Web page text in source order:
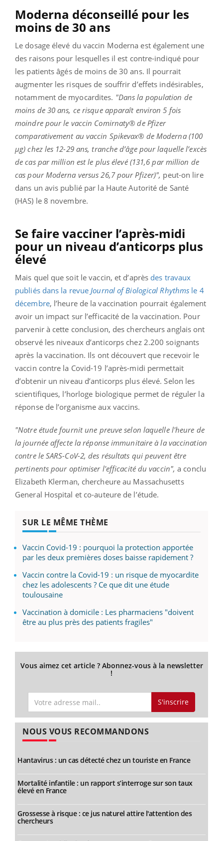
Moderna déconseillé pour les
moins de 30 ans
Le dosage élevé du vaccin Moderna est également une
des raisons pour lesquelles il est contre-indiqué pour
les patients âgés de moins de 30 ans. Il pourrait
augmenter les risques de souffrir d’effets indésirables,
notamment de myocardites. "Dans la population de
moins de 30 ans, ce risque apparaît environ 5 fois
moindre pour le vaccin Comirnaty® de Pfizer
comparativement au vaccin Spikevax® de Moderna (100
µg) chez les 12-29 ans, tranche d’âge pour laquelle l’excès
de cas par million est le plus élevé (131,6 par million de
cas pour Moderna versus 26,7 pour Pfizer)", peut-on lire
dans un avis publié par la Haute Autorité de Santé
(HAS) le 8 novembre.
Se faire vacciner l’après-midi
pour un niveau d’anticorps plus
élevé
Mais quel que soit le vaccin, et d’après des travaux
publiés dans la revueJournal of Biological Rhythms le 4
décembre, l’heure de la vaccination pourrait également
avoir un impact sur l’efficacité de la vaccination. Pour
parvenir à cette conclusion, des chercheurs anglais ont
observé les niveaux d’anticorps chez 2.200 soignants
après la vaccination. Ils ont découvert que recevoir le
vaccin contre la Covid-19 l’après-midi permettait
d’obtenir un niveau d’anticorps plus élevé. Selon les
scientifiques, l’horloge biologique permet de réguler la
réponse de l’organisme aux vaccins.
"Notre étude fournit une preuve selon laquelle l'heure de
la journée affecte la réponse immunitaire à la vaccination
contre le SARS-CoV-2, des résultats qui peuvent être
pertinents pour optimiser l'efficacité du vaccin", a conclu
Elizabeth Klerman, chercheure au Massachusetts
General Hospital et co-auteure de l’étude.
SUR LE MÊME THÈME
Vaccin Covid-19 : pourquoi la protection apportée
par les deux premières doses baisse rapidement ?
Vaccin contre la Covid-19 : un risque de myocardite
chez les adolescents ? Ce que dit une étude
toulousaine
Vaccination à domicile : Les pharmaciens "doivent
être au plus près des patients fragiles"
Vous aimez cet article ? Abonnez-vous à la newsletter
!
S'inscrire
NOUS VOUS RECOMMANDONS
Hantavirus : un cas détecté chez un touriste en France
Mortalité infantile : un rapport s’interroge sur son taux
élevé en France
Grossesse à risque : ce jus naturel attire l'attention des
chercheurs